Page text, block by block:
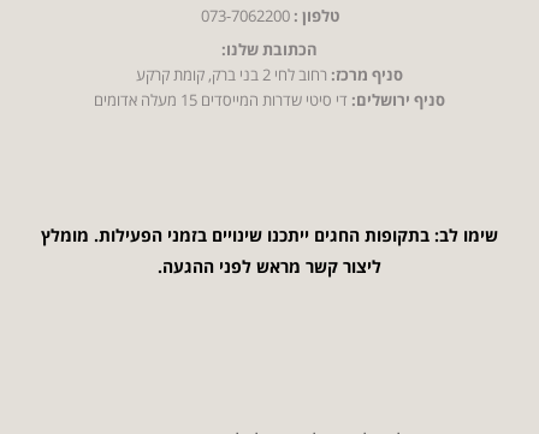
טלפון : 073-7062200
הכתובת שלנו:
סניף מרכז:רחוב לחי 2 בני ברק, קומת קרקע
סניף ירושלים:די סיטי שדרות המייסדים 15 מעלה אדומים
שימו לב: בתקופות החגים ייתכנו שינויים בזמני הפעילות. מומלץ
ליצור קשר מראש לפני ההגעה.